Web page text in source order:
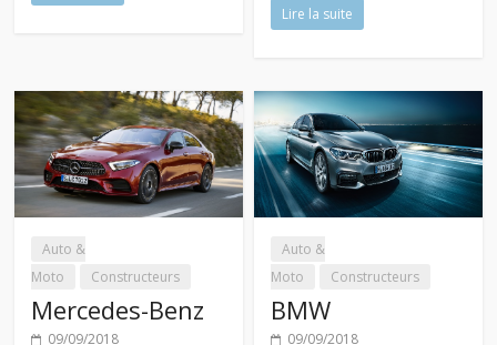
Lire la suite
Auto &
Moto
Constructeurs
Mercedes-Benz
09/09/2018
Auto &
Moto
Constructeurs
BMW
09/09/2018